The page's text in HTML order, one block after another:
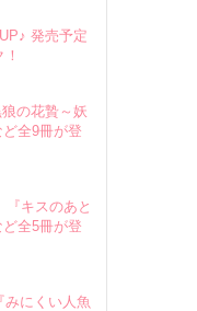
発売予定
の花贄～妖
全9冊が登
『キスのあと
全5冊が登
にくい人魚